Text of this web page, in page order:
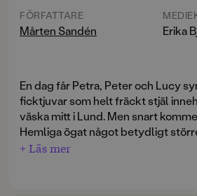
FÖRFATTARE
Mårten Sandén Erika
En dag får Petra, Peter och Lucy
ficktjuvar som helt fräckt stjäl
väska mitt i Lund. Men snart
Hemliga ögat något betydligt
visar sig att ficktjuvarna även är
+ Läs mer